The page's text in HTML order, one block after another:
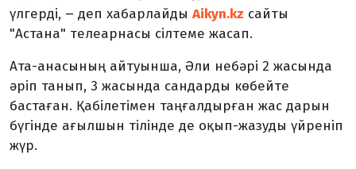
үлгерді, – деп хабарлайды Aikyn.kz сайты
"Астана" телеарнасы сілтеме жасап.
Ата-анасының айтуынша, Әли небәрі 2 жасында
әріп танып, 3 жасында сандарды көбейте
бастаған. Қабілетімен таңғалдырған жас дарын
бүгінде ағылшын тілінде де оқып-жазуды үйреніп
жүр.